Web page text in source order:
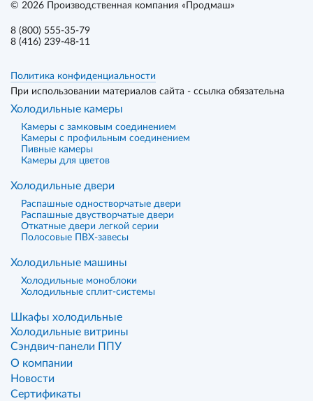
© 2026 Производственная компания «Продмаш»
8 (800) 555-35-79
8 (416) 239-48-11
Политика конфиденциальности
При использовании материалов сайта - ссылка обязательна
Холодильные камеры
Камеры с замковым соединением
Камеры с профильным соединением
Пивные камеры
Камеры для цветов
Холодильные двери
Распашные одностворчатые двери
Распашные двустворчатые двери
Откатные двери легкой серии
Полосовые ПВХ-завесы
Холодильные машины
Холодильные моноблоки
Холодильные сплит-системы
Шкафы холодильные
Холодильные витрины
Сэндвич-панели ППУ
О компании
Новости
Сертификаты